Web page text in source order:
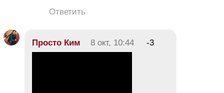
Ответить
Просто Ким 8 окт, 10:44 -3